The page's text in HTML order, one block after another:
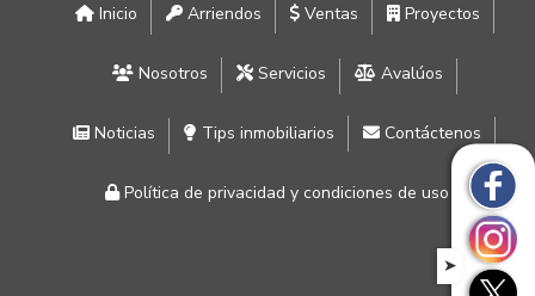
Inicio Arriendos Ventas Proyectos
Nosotros Servicios Avalúos
Noticias Tips inmobiliarios Contáctenos
Política de privacidad y condiciones de uso
➤